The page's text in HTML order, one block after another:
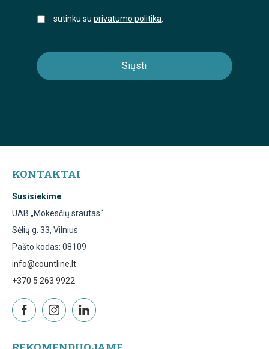
sutinku su privatumo politika
KONTAKTAI
Susisiekime
UAB „Mokesčių srautas“
Sėlių g. 33, Vilnius
Pašto kodas: 08109
info@countline.lt
+370 5 263 9922